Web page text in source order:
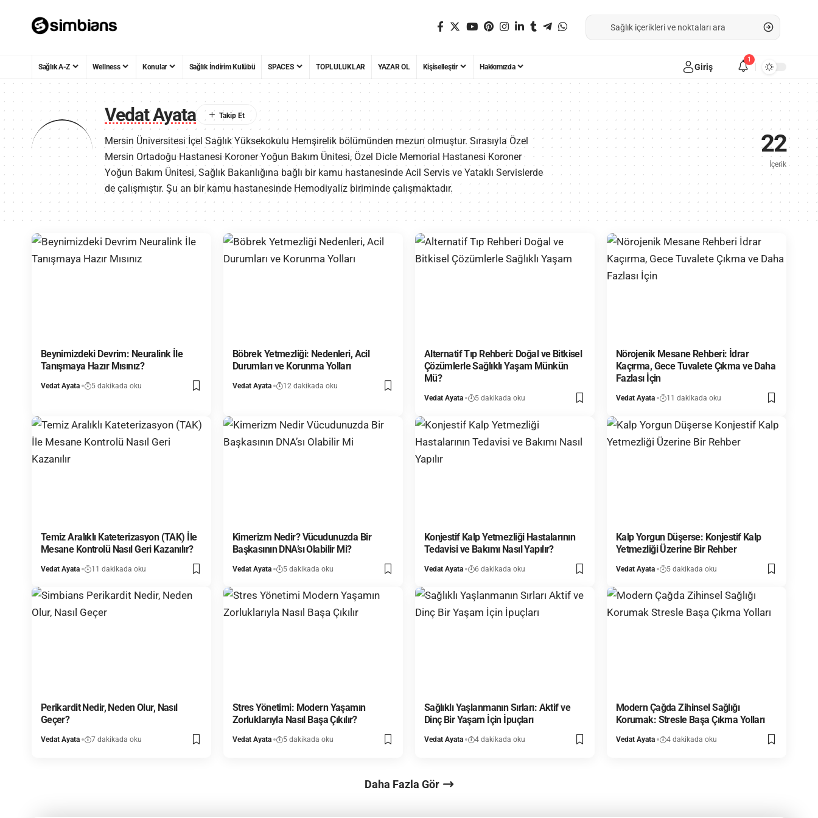
Sağlık A-Z Wellness Konular Sağlık İndirim Kulübü SPACES TOPLULUKLAR YAZAR OL Kişiselleştir Hakkımızda Giriş
1
Vedat Ayata
Mersin Üniversitesi İçel Sağlık Yüksekokulu Hemşirelik bölümünden mezun olmuştur. Sırasıyla Özel
Mersin Ortadoğu Hastanesi Koroner Yoğun Bakım Ünitesi, Özel Dicle Memorial Hastanesi Koroner
Yoğun Bakım Ünitesi, Sağlık Bakanlığına bağlı bir kamu hastanesinde Acil Servis ve Yataklı Servislerde
de çalışmıştır. Şu an bir kamu hastanesinde Hemodiyaliz biriminde çalışmaktadır.
22
İçerik
Beynimizdeki Devrim: Neuralink İle
Tanışmaya Hazır Mısınız?
Vedat Ayata 5 dakikada oku
Böbrek Yetmezliği: Nedenleri, Acil
Durumları ve Korunma Yolları
Vedat Ayata 12 dakikada oku
Alternatif Tıp Rehberi: Doğal ve Bitkisel
Çözümlerle Sağlıklı Yaşam Münkün
Mü?
Vedat Ayata 5 dakikada oku
Nörojenik Mesane Rehberi: İdrar
Kaçırma, Gece Tuvalete Çıkma ve Daha
Fazlası İçin
Vedat Ayata 11 dakikada oku
Temiz Aralıklı Kateterizasyon (TAK) İle
Mesane Kontrolü Nasıl Geri Kazanılır?
Vedat Ayata 11 dakikada oku
Kimerizm Nedir? Vücudunuzda Bir
Başkasının DNA’sı Olabilir Mi?
Vedat Ayata 5 dakikada oku
Konjestif Kalp Yetmezliği Hastalarının
Tedavisi ve Bakımı Nasıl Yapılır?
Vedat Ayata 6 dakikada oku
Kalp Yorgun Düşerse: Konjestif Kalp
Yetmezliği Üzerine Bir Rehber
Vedat Ayata 5 dakikada oku
Perikardit Nedir, Neden Olur, Nasıl
Geçer?
Vedat Ayata 7 dakikada oku
Stres Yönetimi: Modern Yaşamın
Zorluklarıyla Nasıl Başa Çıkılır?
Vedat Ayata 5 dakikada oku
Sağlıklı Yaşlanmanın Sırları: Aktif ve
Dinç Bir Yaşam İçin İpuçları
Vedat Ayata 4 dakikada oku
Modern Çağda Zihinsel Sağlığı
Korumak: Stresle Başa Çıkma Yolları
Vedat Ayata 4 dakikada oku
Daha Fazla Gör